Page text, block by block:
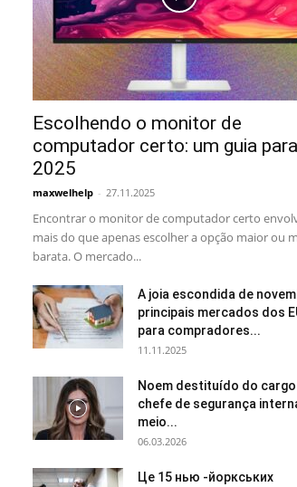
Escolhendo o monitor de
computador certo: um guia para
2025
maxwelhelp - 27.11.2025
Encontrar o monitor de computador certo
mais do que apenas escolher a opção maior ou
barata. O mercado...
A joia escondida de
principais mercados dos
para compradores...
11.11.2025
Noem destituído do
chefe de segurança
meio...
06.03.2026
Це 15 нью -йоркських